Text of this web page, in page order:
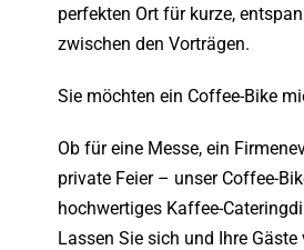
perfekten Ort für kurze,
zwischen den Vorträgen.
Sie möchten ein Coffee-Bike
Ob für eine Messe, ein
private Feier – unser Coffee-
hochwertiges Kaffee-Catering
Lassen Sie sich und Ihre Gäste